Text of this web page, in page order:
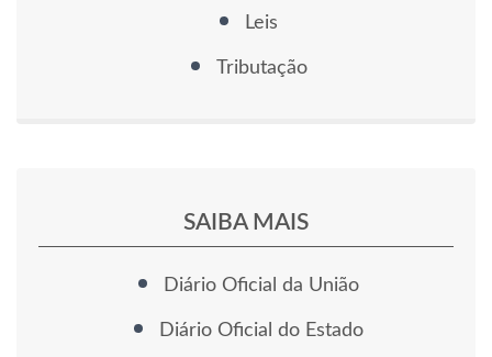
Leis
Tributação
SAIBA MAIS
Diário Oficial da União
Diário Oficial do Estado